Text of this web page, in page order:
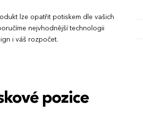
lze opatřit potiskem dle vašich
nejvhodnější technologii
i váš rozpočet.
pozice